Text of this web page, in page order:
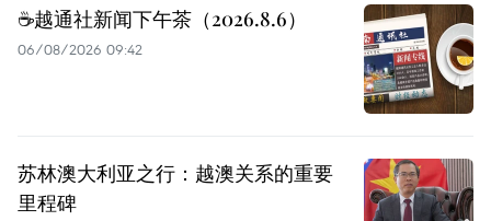
☕️越通社新闻下午茶（2026.8.6）
06/08/2026 09:42
苏林澳大利亚之行：越澳关系的重要
里程碑